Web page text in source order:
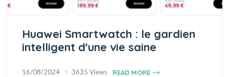
Huawei Smartwatch : le gardien
intelligent d'une vie saine
16/08/2024 3635 Views READ MORE